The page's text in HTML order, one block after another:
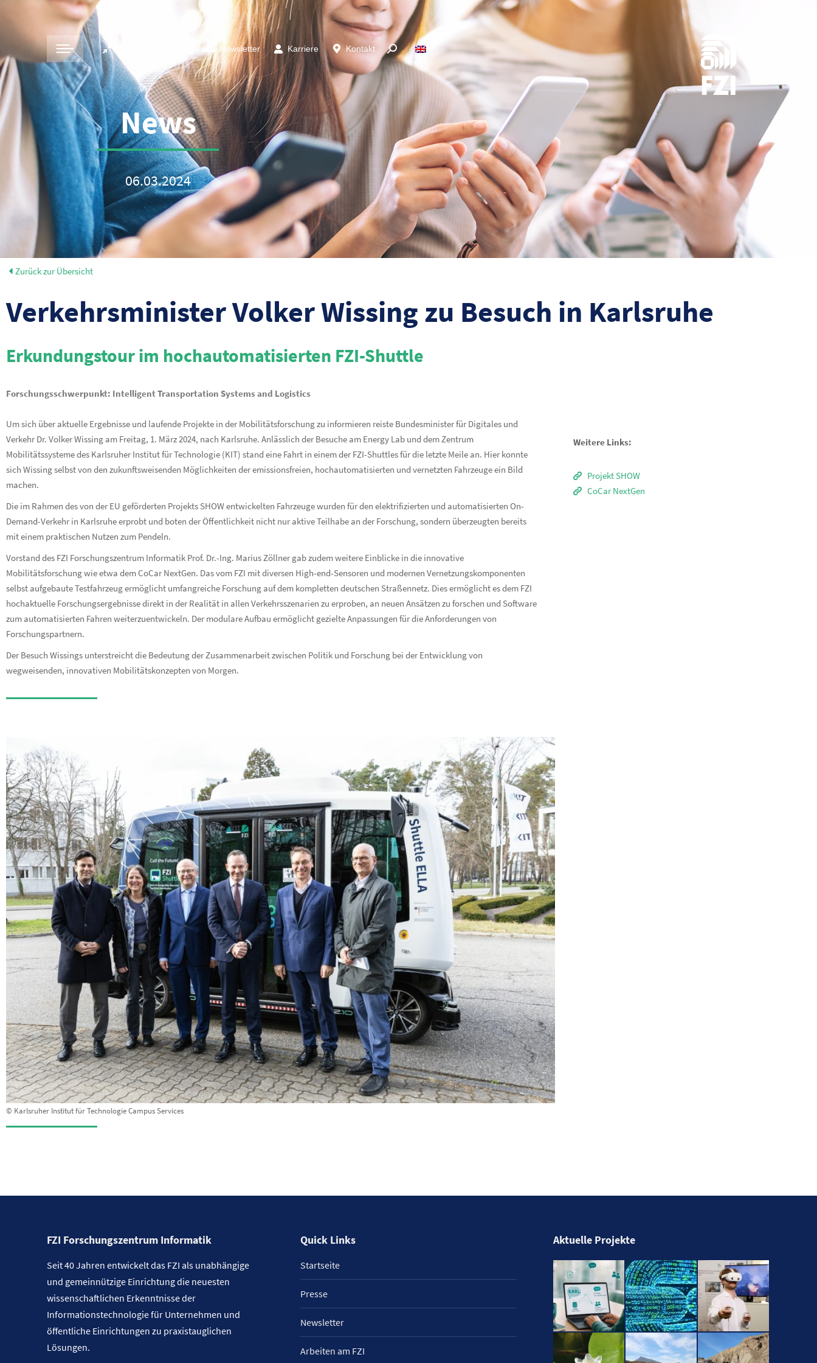
Newsletter Karriere Kontakt
News
06.03.2024
Zurück zur Übersicht
Verkehrsminister Volker Wissing zu Besuch in Karlsruhe
Erkundungstour im hochautomatisierten FZI-Shuttle
Forschungsschwerpunkt: Intelligent Transportation Systems and Logistics
Um sich über aktuelle Ergebnisse und laufende Projekte in der Mobilitätsforschung zu informieren reiste Bundesminister für Digitales und
Verkehr Dr. Volker Wissing am Freitag, 1. März 2024, nach Karlsruhe. Anlässlich der Besuche am Energy Lab und dem Zentrum
Mobilitätssysteme des Karlsruher Institut für Technologie (KIT) stand eine Fahrt in einem der FZI-Shuttles für die letzte Meile an. Hier konnte
sich Wissing selbst von den zukunftsweisenden Möglichkeiten der emissionsfreien, hochautomatisierten und vernetzten Fahrzeuge ein Bild
machen.
Die im Rahmen des von der EU geförderten Projekts SHOW entwickelten Fahrzeuge wurden für den elektrifizierten und automatisierten On-
Demand-Verkehr in Karlsruhe erprobt und boten der Öffentlichkeit nicht nur aktive Teilhabe an der Forschung, sondern überzeugten bereits
mit einem praktischen Nutzen zum Pendeln.
Vorstand des FZI Forschungszentrum Informatik Prof. Dr.-Ing. Marius Zöllner gab zudem weitere Einblicke in die innovative
Mobilitätsforschung wie etwa dem CoCar NextGen. Das vom FZI mit diversen High-end-Sensoren und modernen Vernetzungskomponenten
selbst aufgebaute Testfahrzeug ermöglicht umfangreiche Forschung auf dem kompletten deutschen Straßennetz. Dies ermöglicht es dem FZI
hochaktuelle Forschungsergebnisse direkt in der Realität in allen Verkehrsszenarien zu erproben, an neuen Ansätzen zu forschen und Software
zum automatisierten Fahren weiterzuentwickeln. Der modulare Aufbau ermöglicht gezielte Anpassungen für die Anforderungen von
Forschungspartnern.
Der Besuch Wissings unterstreicht die Bedeutung der Zusammenarbeit zwischen Politik und Forschung bei der Entwicklung von
wegweisenden, innovativen Mobilitätskonzepten von Morgen.
© Karlsruher Institut für Technologie Campus Services
Weitere Links:
Projekt SHOW
CoCar NextGen
FZI Forschungszentrum Informatik
Seit 40 Jahren entwickelt das FZI als unabhängige
und gemeinnützige Einrichtung die neuesten
wissenschaftlichen Erkenntnisse der
Informationstechnologie für Unternehmen und
öffentliche Einrichtungen zu praxistauglichen
Lösungen.
Quick Links
Startseite
Presse
Newsletter
Arbeiten am FZI
Aktuelle Projekte